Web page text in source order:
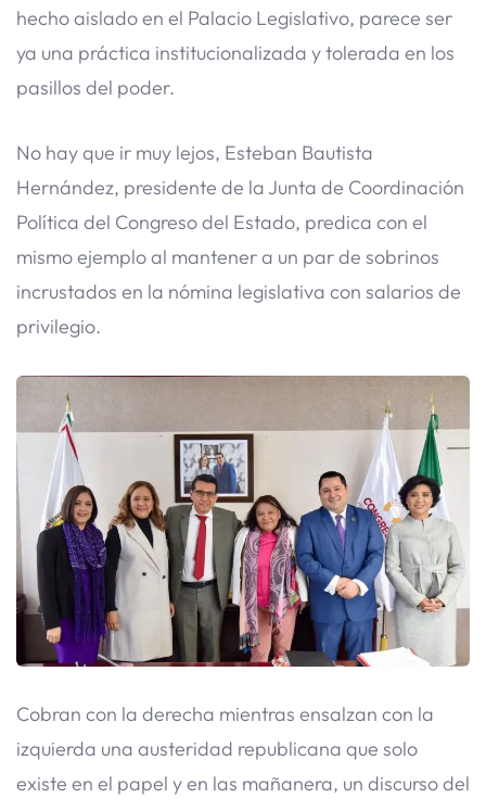
hecho aislado en el Palacio Legislativo, parece ser
ya una práctica institucionalizada y tolerada en los
pasillos del poder.
No hay que ir muy lejos, Esteban Bautista
Hernández, presidente de la Junta de Coordinación
Política del Congreso del Estado, predica con el
mismo ejemplo al mantener a un par de sobrinos
incrustados en la nómina legislativa con salarios de
privilegio.
Cobran con la derecha mientras ensalzan con la
izquierda una austeridad republicana que solo
existe en el papel y en las mañanera, un discurso del